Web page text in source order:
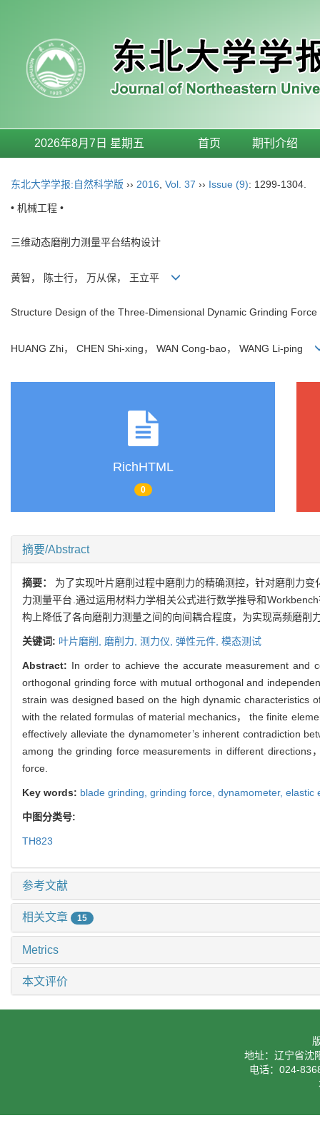
2026年8月7日 星期五 首页 期刊介绍
东北大学学报:自然科学版 ›› 2016 Vol. 37 ›› Issue (9): 1299-1304.
• 机械工程 •
三维动态磨削力测量平台结构设计
黄智， 陈士行， 万从保， 王立平
Structure Design of the Three-Dimensional Dynamic Grinding
HUANG Zhi， CHEN Shi-xing， WAN Cong-bao， WANG Li-ping
RichHTML
0
摘要/Abstract
摘要： 为了实现叶片磨削过程中磨削力的精确测控，针对磨削力
力测量平台.通过运用材料力学相关公式进行数学推导和
构上降低了各向磨削力测量之间的向间耦合程度，为实现高频磨削
关键词: 叶片磨削, 磨削力, 测力仪, 弹性元件, 模态测试
Abstract: In order to achieve the accurate measurement and
orthogonal grinding force with mutual orthogonal and
strain was designed based on the high dynamic characteristics
with the related formulas of material mechanics， the finite
effectively alleviate the dynamometer’s inherent contradiction
among the grinding force measurements in different
force.
Key words: blade grinding, grinding force, dynamometer, elastic
中图分类号:
TH823
参考文献
相关文章 15
Metrics
本文评价
地址：辽宁省沈
电话：024-